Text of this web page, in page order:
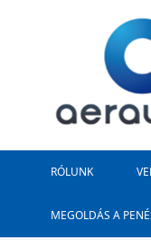
RÓLUNK
MEGOLDÁS A